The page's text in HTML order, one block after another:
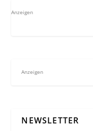
Anzeigen
Anzeigen
NEWSLETTER